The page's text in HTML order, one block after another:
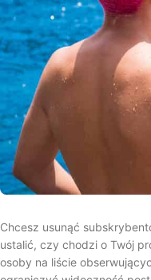
Chcesz usunąć
ustalić, czy chodzi o Twój
osoby na liście